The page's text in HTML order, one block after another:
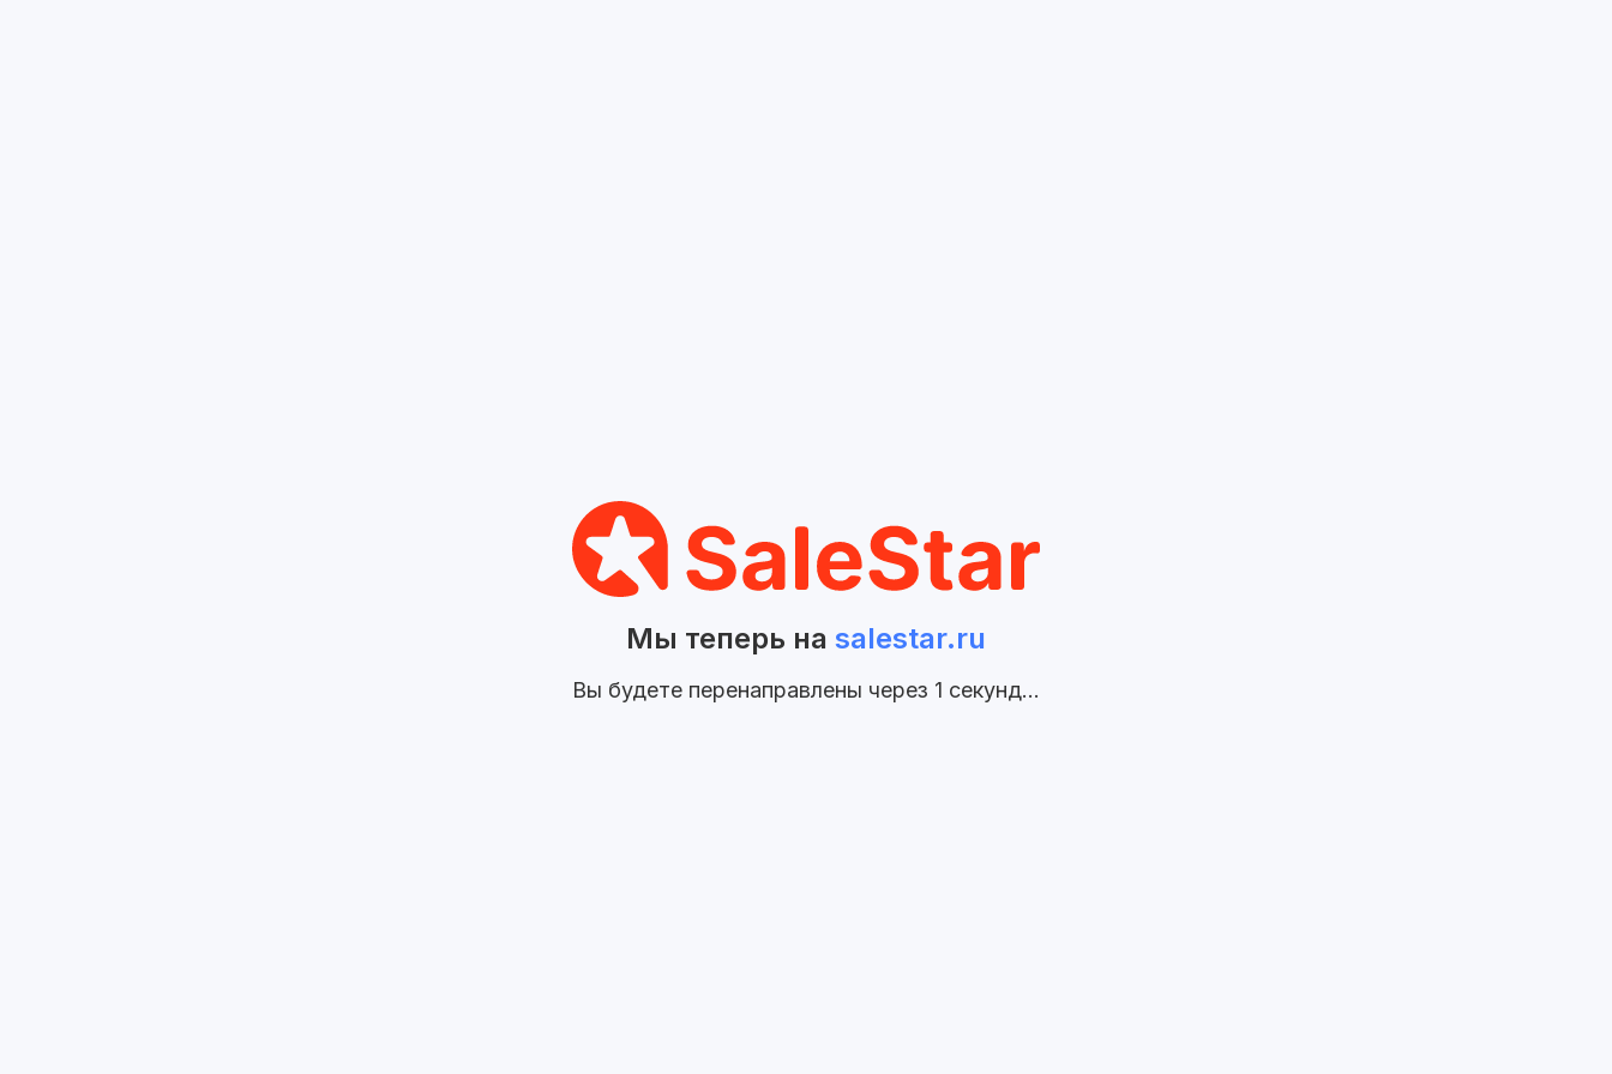
Мы теперь на salestar.ru
Вы будете перенаправлены через 1 секунд...